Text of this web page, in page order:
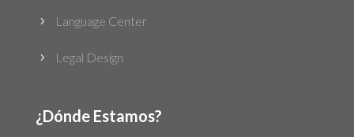
5 Language Center
5 Legal Design
¿Dónde Estamos?